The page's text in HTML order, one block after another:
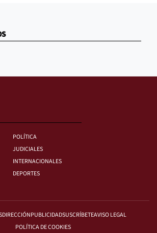
POLÍTICA
JUDICIALES
INTERNACIONALES
DEPORTES
DIRECCIÓNPUBLICIDADSUSCRÍBETEAVISO LEGAL
POLÍTICA DE COOKIES